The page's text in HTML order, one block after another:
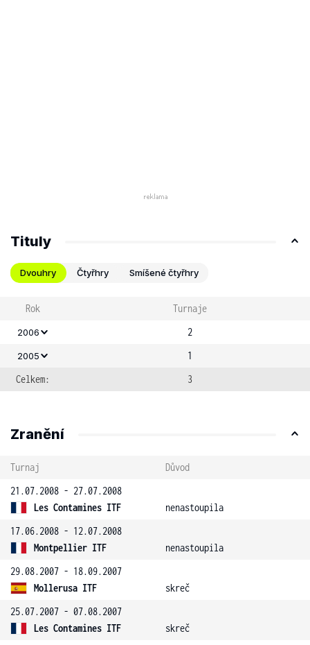
Tituly
Dvouhry Čtyřhry Smíšené čtyřhry
Rok Turnaje
2006 2
2005
1
Celkem:
3
Zranění
Turnaj
Důvod
21.07.2008 - 27.07.2008
Les Contamines ITF
nenastoupila
17.06.2008 - 12.07.2008
Montpellier ITF
nenastoupila
29.08.2007 - 18.09.2007
Mollerusa ITF
skreč
25.07.2007 - 07.08.2007
Les Contamines ITF
skreč